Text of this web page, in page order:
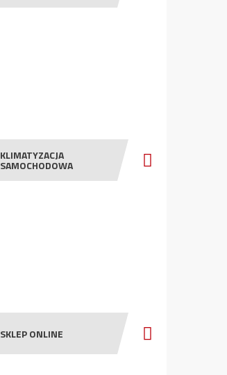
KLIMATYZACJA
SAMOCHODOWA
SKLEP ONLINE